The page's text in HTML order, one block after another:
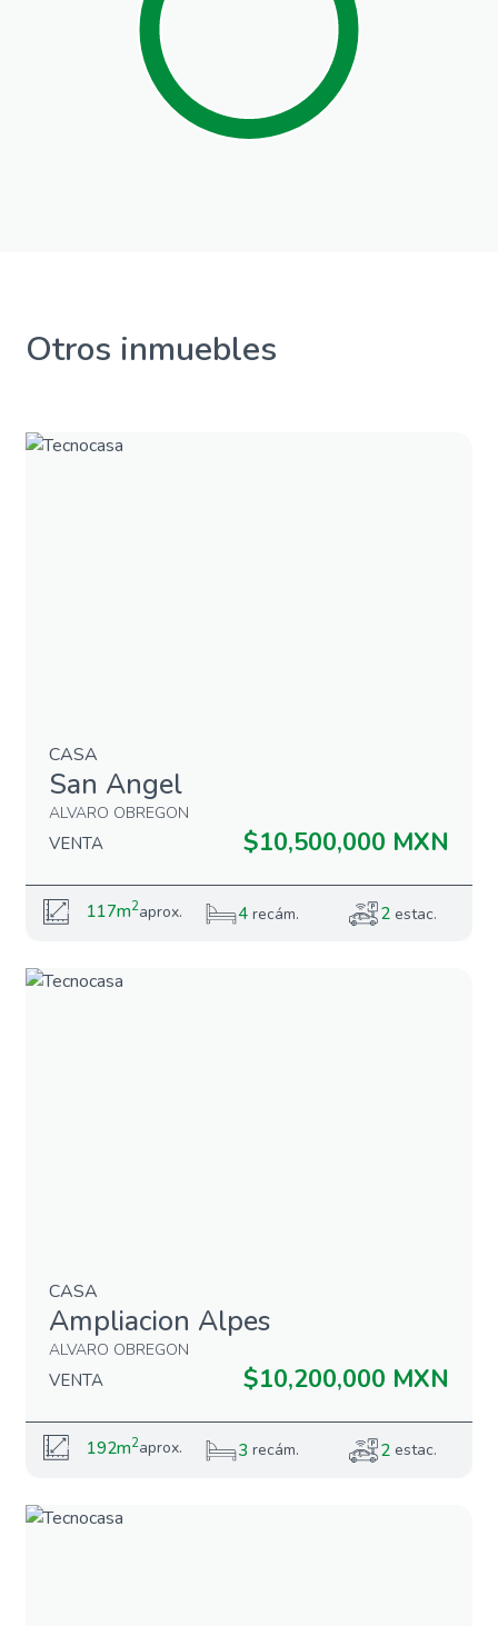
Otros inmuebles
CASA
San Angel
ALVARO OBREGON
VENTA $10,500,000 MXN
117m2aprox. 4recám. 2 estac.
CASA
Ampliacion Alpes
ALVARO OBREGON
VENTA $10,200,000 MXN
192m2aprox. 3recám. 2 estac.